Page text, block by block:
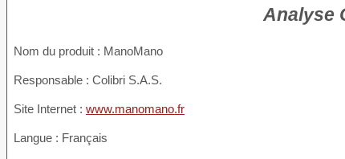
Analyse
Nom du produit : ManoMano
Responsable : Colibri S.A.S.
Site Internet : www.manomano.fr
Langue : Français